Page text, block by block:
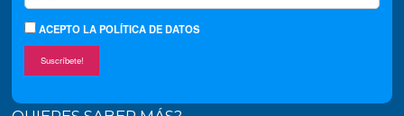
ACEPTOLA POLÍTICA DE DATOS
Suscríbete!